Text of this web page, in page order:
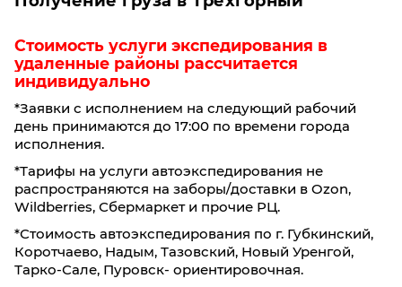
Стоимость услуги экспедирования в
удаленные районы рассчитается
индивидуально
*Заявки с исполнением на следующий рабочий
день принимаются до 17:00 по времени города
исполнения.
*Тарифы на услуги автоэкспедирования не
распространяются на заборы/доставки в Ozon,
Wildberries, Сбермаркет и прочие РЦ.
*Стоимость автоэкспедирования по г. Губкинский,
Коротчаево, Надым, Тазовский, Новый Уренгой,
Тарко-Сале, Пуровск- ориентировочная.